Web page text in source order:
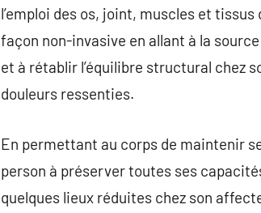
l’emploi des os, joint, muscles et
façon non-invasive en allant à la
et à rétablir l’équilibre structural chez
douleurs ressenties.
En permettant au corps de maintenir
person à préserver toutes ses
quelques lieux réduites chez son